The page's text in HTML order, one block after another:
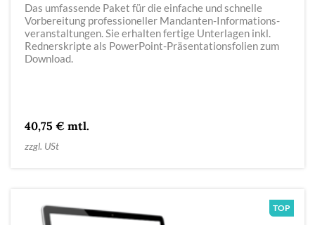
Das umfassende Paket für die einfache und schnelle
Vorbereitung professioneller Mandanten-Informations­
veranstaltungen. Sie erhalten fertige Unterlagen inkl.
Rednerskripte als PowerPoint-Präsentations­folien zum
Download.
40,75 € mtl.
zzgl. USt